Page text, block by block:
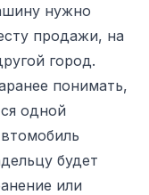
нужно
продажи, на
город.
понимать,
одной
будет
или